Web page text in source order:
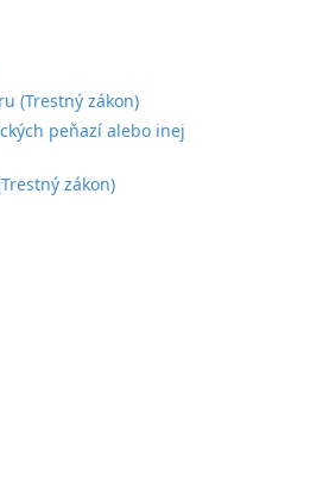
(Trestný zákon)
peňazí alebo inej
zákon)